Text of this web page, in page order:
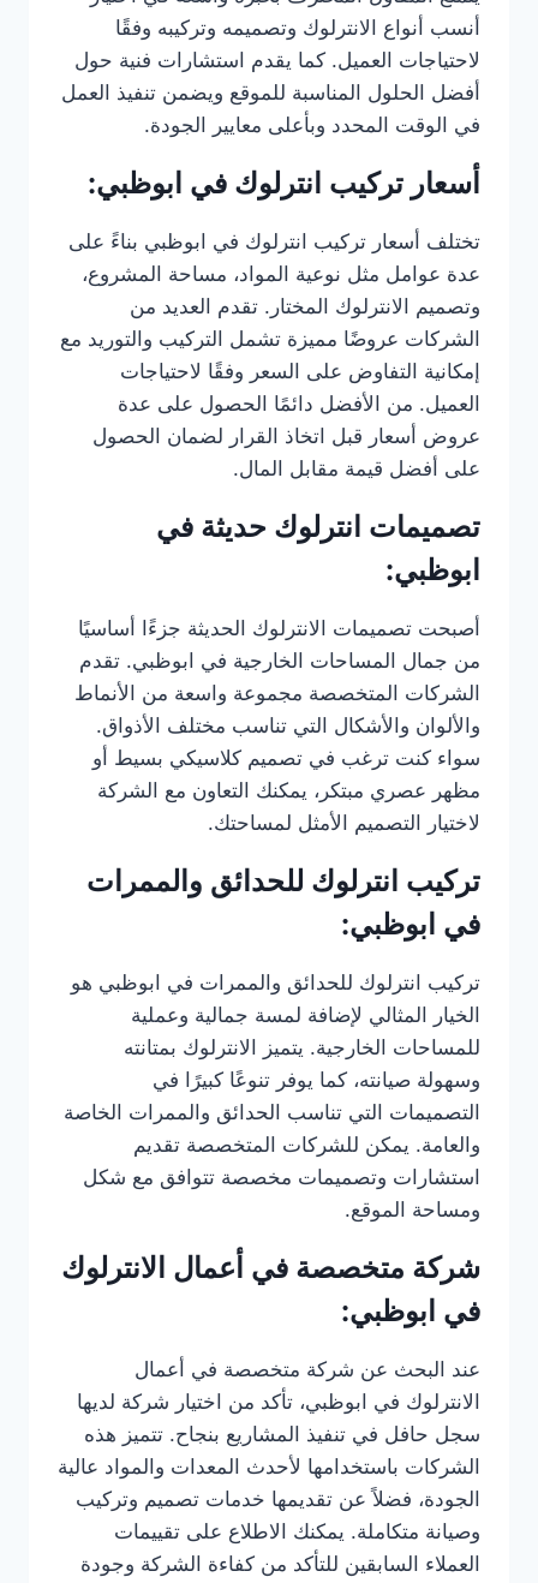
أنسب أنواع الانترلوك وتصميمه وتركيبه وفقًا
لاحتياجات العميل. كما يقدم استشارات فنية حول
أفضل الحلول المناسبة للموقع ويضمن تنفيذ العمل
في الوقت المحدد وبأعلى معايير الجودة.
أسعار تركيب انترلوك في ابوظبي:
تختلف أسعار تركيب انترلوك في ابوظبي بناءً على
عدة عوامل مثل نوعية المواد، مساحة المشروع،
وتصميم الانترلوك المختار. تقدم العديد من
الشركات عروضًا مميزة تشمل التركيب والتوريد مع
إمكانية التفاوض على السعر وفقًا لاحتياجات
العميل. من الأفضل دائمًا الحصول على عدة
عروض أسعار قبل اتخاذ القرار لضمان الحصول
على أفضل قيمة مقابل المال.
تصميمات انترلوك حديثة في
ابوظبي:
أصبحت تصميمات الانترلوك الحديثة جزءًا أساسيًا
من جمال المساحات الخارجية في ابوظبي. تقدم
الشركات المتخصصة مجموعة واسعة من الأنماط
والألوان والأشكال التي تناسب مختلف الأذواق.
سواء كنت ترغب في تصميم كلاسيكي بسيط أو
مظهر عصري مبتكر، يمكنك التعاون مع الشركة
لاختيار التصميم الأمثل لمساحتك.
تركيب انترلوك للحدائق والممرات
في ابوظبي:
تركيب انترلوك للحدائق والممرات في ابوظبي هو
الخيار المثالي لإضافة لمسة جمالية وعملية
للمساحات الخارجية. يتميز الانترلوك بمتانته
وسهولة صيانته، كما يوفر تنوعًا كبيرًا في
التصميمات التي تناسب الحدائق والممرات الخاصة
والعامة. يمكن للشركات المتخصصة تقديم
استشارات وتصميمات مخصصة تتوافق مع شكل
ومساحة الموقع.
شركة متخصصة في أعمال الانترلوك
في ابوظبي:
عند البحث عن شركة متخصصة في أعمال
الانترلوك في ابوظبي، تأكد من اختيار شركة لديها
سجل حافل في تنفيذ المشاريع بنجاح. تتميز هذه
الشركات باستخدامها لأحدث المعدات والمواد عالية
الجودة، فضلاً عن تقديمها خدمات تصميم وتركيب
وصيانة متكاملة. يمكنك الاطلاع على تقييمات
العملاء السابقين للتأكد من كفاءة الشركة وجودة